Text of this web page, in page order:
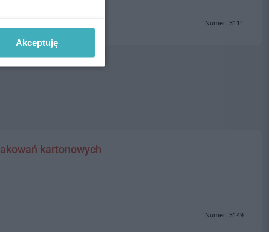
Numer: 3111
kartonowych
Numer: 3149
Akceptuję